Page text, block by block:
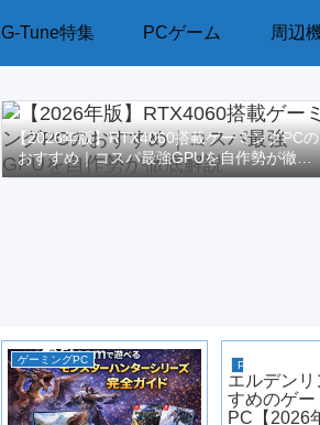
G-Tune特集 PCゲーム 周辺
【2026年版】RTX4060搭載ゲーミングPCの
おすすめ｜コスパ最強GPUを自作勢が徹底
解説
ゲーミングPC PCゲーム
エルデン
すめのゲー
PC【2026